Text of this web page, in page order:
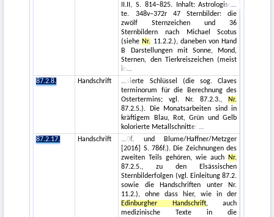
II.II, S. 814–825. Inhalt: Astrologisc
te. 348v–372r 47 Sternbilder: die
zwölf Sternzeichen und 36
Sternbildern nach Michael Scotus
(siehe Nr. 11.2.2.), daneben von Hand
B Darstellungen mit Sonne, Mond,
Sternen, den Tierkreiszeichen (meist
in
87.2.8.
Handschrift
sierte Schlüssel (die sog. Claves
terminorum für die Berechnung des
Ostertermins; vgl. Nr. 87.2.3., Nr.
87.2.5.). Die Monatsarbeiten sind in
kräftigem Blau, Rot, Grün und Gelb
kolorierte Metallschnitte:
87.2.17.
Handschrift
0f. und Blume/Haffner/Metzger
[2016] S. 786f.). Die Zeichnungen des
zweiten Teils gehören, wie auch Nr.
87.2.5., zu den Elsässischen
Sternbilderfolgen (vgl. Einleitung 87.2.
sowie die Handschriften unter Nr.
11.2.), ohne dass hier, wie in der
Edinburgher Handschrift, auch
medizinische Texte in die